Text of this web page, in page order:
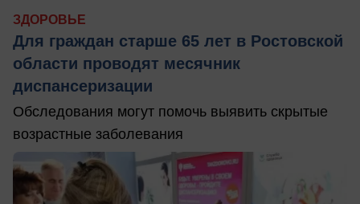
ЗДОРОВЬЕ
Для граждан старше 65 лет в Ростовской
области проводят месячник
диспансеризации
Обследования могут помочь выявить скрытые
возрастные заболевания